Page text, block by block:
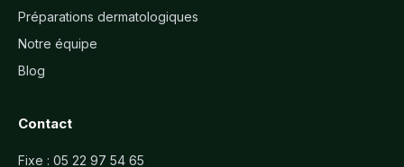
Préparations dermatologiques
Notre équipe
Blog
Contact
Fixe : 05 22 97 54 65